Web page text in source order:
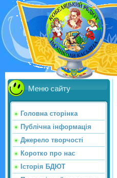
Меню сайту
Головна сторінка
Публічна інформація
Джерело творчості
Коротко про нас
Історія БДЮТ